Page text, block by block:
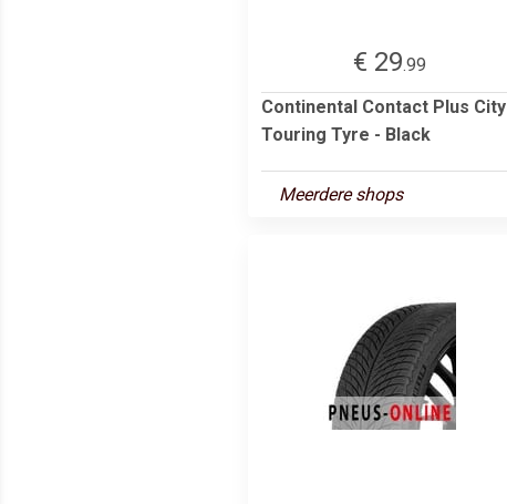
€ 29.99
Continental Contact Plus City
Touring Tyre - Black
Meerdere shops